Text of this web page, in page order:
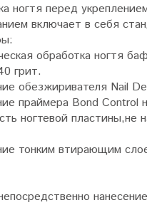
ногтя перед
включает в себя
обработка ногтя
грит.
обезжиривателя Nail
праймера Bond Control
ногтевой пластины,не
тонким втирающим